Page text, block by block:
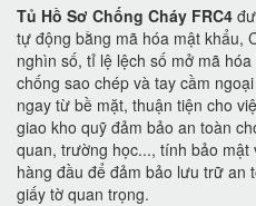
Tủ Hồ Sơ Chống Cháy FRC4
tự động bằng mã hóa mật khẩu,
nghìn số, tỉ lệ lệch số mở mã
chống sao chép và tay cầm
ngay từ bề mặt, thuận tiện cho
giao kho quỹ đảm bảo an toàn
quan, trường học..., tính bảo
hàng đầu để đảm bảo lưu trữ an
giấy tờ quan trọng.